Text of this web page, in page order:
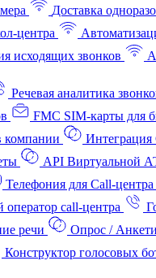
Доставка
центра
исходящих звонков
Речевая аналитика
FMC SIM-карты для
компании
API Виртуальной
Телефония для Call-центра
call-центра
речи Опрос /
Конструктор голосовых